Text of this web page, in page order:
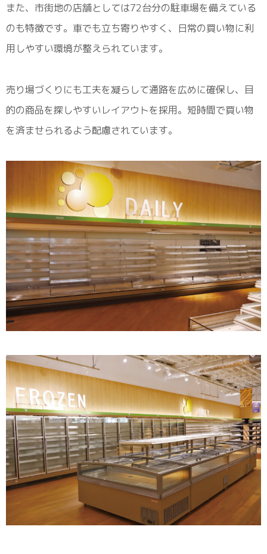
また、市街地の店舗としては72台分の駐車場を備えている
のも特徴です。車でも立ち寄りやすく、日常の買い物に利
用しやすい環境が整えられています。
売り場づくりにも工夫を凝らして通路を広めに確保し、目
的の商品を探しやすいレイアウトを採用。短時間で買い物
を済ませられるよう配慮されています。